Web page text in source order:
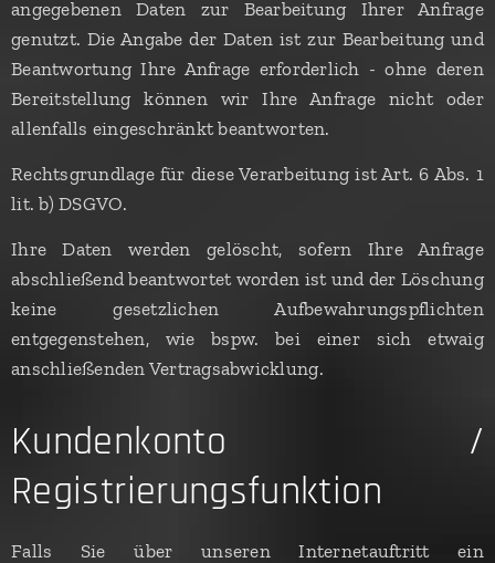
angegebenen Daten zur Bearbeitung Ihrer Anfrage
genutzt. Die Angabe der Daten ist zur Bearbeitung und
Beantwortung Ihre Anfrage erforderlich - ohne deren
Bereitstellung können wir Ihre Anfrage nicht oder
allenfalls eingeschränkt beantworten.
Rechtsgrundlage für diese Verarbeitung ist Art. 6 Abs. 1
lit. b) DSGVO.
Ihre Daten werden gelöscht, sofern Ihre Anfrage
abschließend beantwortet worden ist und der Löschung
keine gesetzlichen Aufbewahrungspflichten
entgegenstehen, wie bspw. bei einer sich etwaig
anschließenden Vertragsabwicklung.
Kundenkonto /
Registrierungsfunktion
Falls Sie über unseren Internetauftritt ein